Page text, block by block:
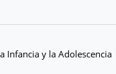
Infancia y la Adolescencia